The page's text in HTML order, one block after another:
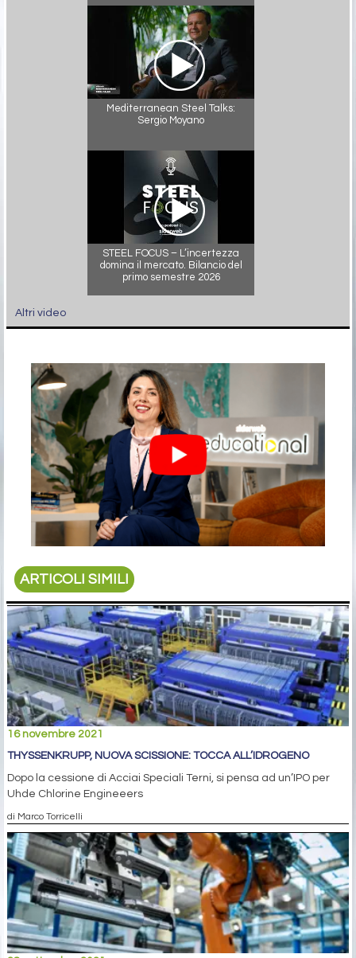
Mediterranean Steel Talks:
Sergio Moyano
STEEL FOCUS – L’incertezza
domina il mercato. Bilancio del
primo semestre 2026
Altri video
ARTICOLI SIMILI
16 novembre 2021
THYSSENKRUPP, NUOVA SCISSIONE: TOCCA ALL’IDROGENO
Dopo la cessione di Acciai Speciali Terni, si pensa ad un’IPO per
Uhde Chlorine Engineeers
di Marco Torricelli